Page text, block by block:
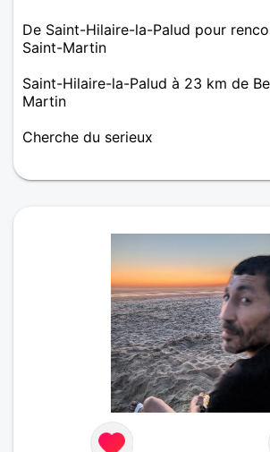
De Saint-Hilaire-la-Palud pour
Saint-Martin
Saint-Hilaire-la-Palud à 23 km de
Martin
Cherche du serieux